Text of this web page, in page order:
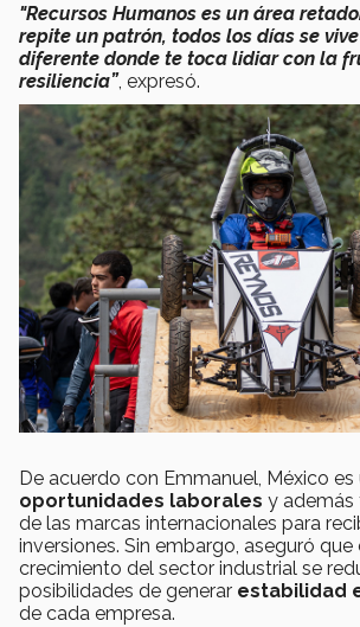
"Recursos Humanos es un área
repite un patrón, todos los días se
diferente donde te toca lidiar con la
resiliencia”, expresó.
De acuerdo con Emmanuel, México es
oportunidades laborales y además
de las marcas internacionales para
inversiones. Sin embargo, aseguró que
crecimiento del sector industrial se
posibilidades de generar estabilidad
de cada empresa.